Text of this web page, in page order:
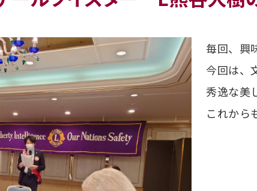
毎回、興
今回は、
秀逸な美
これから